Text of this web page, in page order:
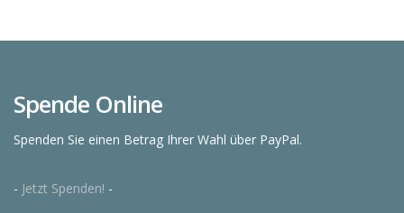
Spende Online
Spenden Sie einen Betrag Ihrer Wahl über PayPal.
- Jetzt Spenden! -